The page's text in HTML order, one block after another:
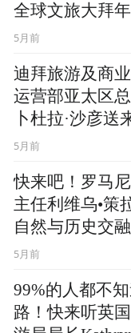
全球文旅大拜
的地，把世界送
5月前
迪拜旅游及商
运营部亚太区
卜杜拉·沙彦送
5月前
快来吧！罗马
主任利维乌•策
自然与历史交
5月前
99%的人都不
路！快来听英